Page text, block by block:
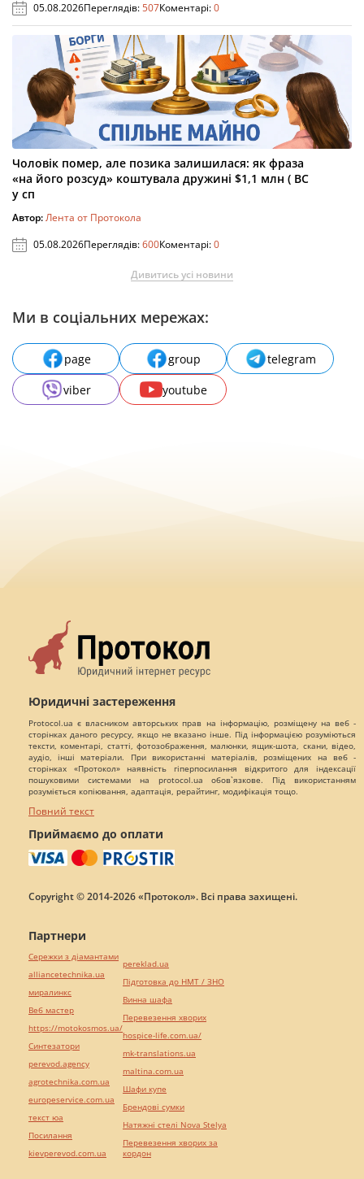
05.08.2026Переглядів:507Коментарі:0
Чоловік помер, але позика залишилася: як фраза
«на його розсуд» коштувала дружині $1,1 млн ( ВС
у сп
Автор:Лента от Протокола
05.08.2026Переглядів:600Коментарі:0
Дивитись усі новини
Ми в соціальних мережах:
page group
telegram
viber
youtube
Юридичні застереження
Protocol.ua є власником авторських прав на інформацію, розміщену на веб -
сторінках даного ресурсу, якщо не вказано інше. Під інформацією розуміються
тексти, коментарі, статті, фотозображення, малюнки, ящик-шота, скани, відео,
аудіо, інші матеріали. При використанні матеріалів, розміщених на веб -
сторінках «Протокол» наявність гіперпосилання відкритого для індексації
пошуковими системами на protocol.ua обов`язкове. Під використанням
розуміється копіювання, адаптація, рерайтинг, модифікація тощо.
Повний текст
Приймаємо до оплати
Copyright © 2014-2026 «Протокол». Всі права захищені.
Партнери
Сережки з діамантами
alliancetechnika.ua
миралинкс
Веб мастер
https://motokosmos.ua/
Синтезатори
perevod.agency
agrotechnika.com.ua
europeservice.com.ua
текст юа
Посилання
kievperevod.com.ua
pereklad.ua
Підготовка до НМТ / ЗНО
Винна шафа
Перевезення хворих
hospice-life.com.ua/
mk-translations.ua
maltina.com.ua
Шафи купе
Брендові сумки
Натяжні стелі Nova Stelya
Перевезення хворих за
кордон